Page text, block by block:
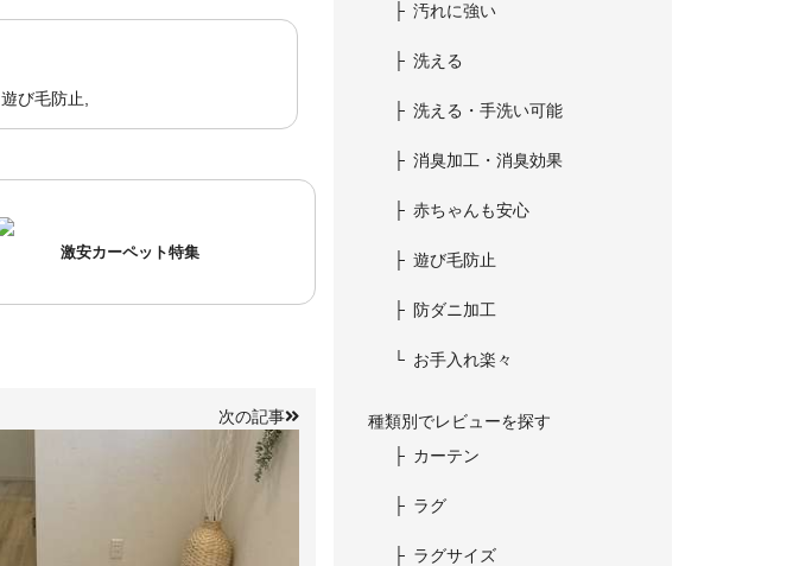
遊び毛防止
激安カーペット特集
次の記事
汚れに強い
洗える
洗える・手洗い可能
消臭加工・消臭効果
赤ちゃんも安心
遊び毛防止
防ダニ加工
お手入れ楽々
種類別でレビューを探す
カーテン
ラグ
ラグサイズ